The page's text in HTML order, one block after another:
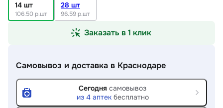
14 шт
106.50 р.шт
28 шт
96.59 р.шт
Заказать в 1 клик
Самовывоз и доставка в Краснодаре
Сегодня самовывоз
из 4 аптекбесплатно